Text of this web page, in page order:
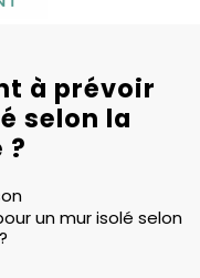
à prévoir
selon la
?
un mur isolé selon